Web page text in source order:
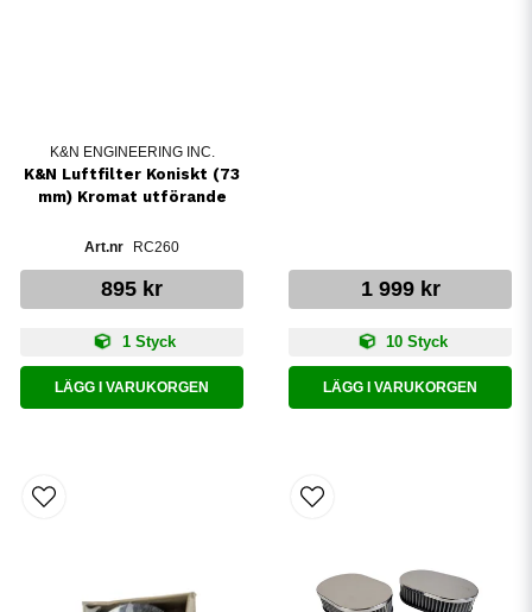
K&N ENGINEERING INC.
K&N Luftfilter Koniskt (73
mm) Kromat utförande
RC260
895 kr
1 Styck
LÄGG I VARUKORGEN
1 999 kr
10 Styck
LÄGG I VARUKORGEN